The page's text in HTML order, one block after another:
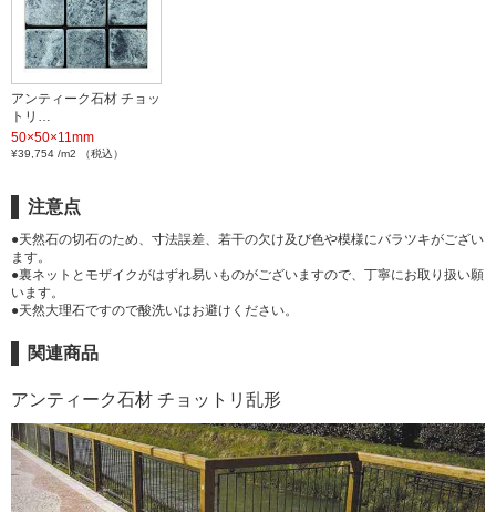
アンティーク石材 チョッ
トリ…
50×50×11mm
¥39,754 /m2 （税込）
注意点
●天然石の切石のため、寸法誤差、若干の欠け及び色や模様にバラツキがござい
ます。
●裏ネットとモザイクがはずれ易いものがございますので、丁寧にお取り扱い願
います。
●天然大理石ですので酸洗いはお避けください。
関連商品
アンティーク石材 チョットリ乱形